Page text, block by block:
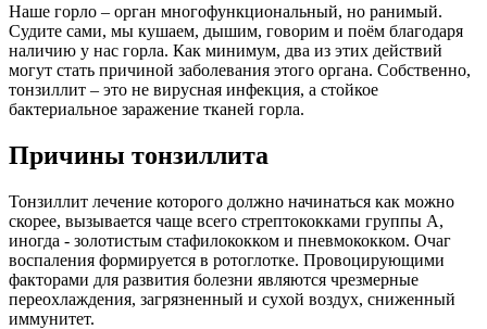
Наше горло – орган многофункциональный, но ранимый.
Судите сами, мы кушаем, дышим, говорим и поём благодаря
наличию у нас горла. Как минимум, два из этих действий
могут стать причиной заболевания этого органа. Собственно,
тонзиллит – это не вирусная инфекция, а стойкое
бактериальное заражение тканей горла.
Причины тонзиллита
Тонзиллит лечение которого должно начинаться как можно
скорее, вызывается чаще всего стрептококками группы А,
иногда - золотистым стафилококком и пневмококком. Очаг
воспаления формируется в ротоглотке. Провоцирующими
факторами для развития болезни являются чрезмерные
переохлаждения, загрязненный и сухой воздух, сниженный
иммунитет.